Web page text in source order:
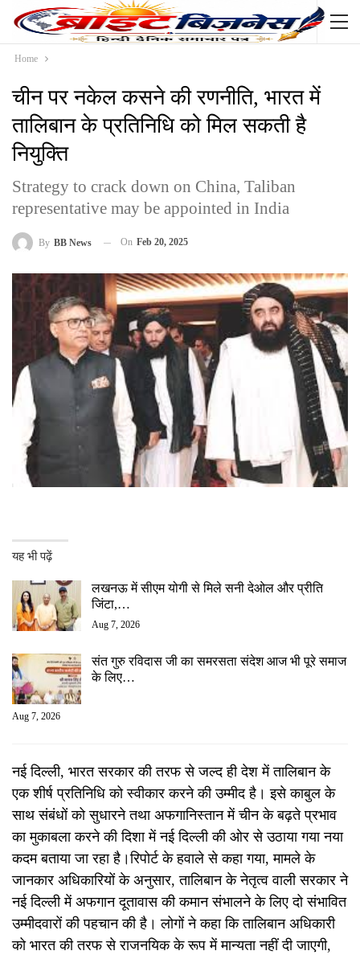
Home
चीन पर नकेल कसने की रणनीति, भारत में
तालिबान के प्रतिनिधि को मिल सकती है
नियुक्ति
Strategy to crack down on China, Taliban
representative may be appointed in India
By BB News On Feb 20, 2025
यह भी पढ़ें
लखनऊ में सीएम योगी से मिले सनी देओल और प्रीति
जिंटा,…
Aug 7, 2026
संत गुरु रविदास जी का समरसता संदेश आज भी पूरे समाज
के लिए…
Aug 7, 2026
नई दिल्ली, भारत सरकार की तरफ से जल्द ही देश में तालिबान के
एक शीर्ष प्रतिनिधि को स्वीकार करने की उम्मीद है। इसे काबुल के
साथ संबंधों को सुधारने तथा अफगानिस्तान में चीन के बढ़ते प्रभाव
का मुकाबला करने की दिशा में नई दिल्ली की ओर से उठाया गया नया
कदम बताया जा रहा है।रिपोर्ट के हवाले से कहा गया, मामले के
जानकार अधिकारियों के अनुसार, तालिबान के नेतृत्व वाली सरकार ने
नई दिल्ली में अफगान दूतावास की कमान संभालने के लिए दो संभावित
उम्मीदवारों की पहचान की है। लोगों ने कहा कि तालिबान अधिकारी
को भारत की तरफ से राजनयिक के रूप में मान्यता नहीं दी जाएगी,